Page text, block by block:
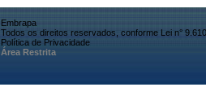
Embrapa
Todos os direitos reservados, conforme Lei n° 9.610
Política de Privacidade
Área Restrita